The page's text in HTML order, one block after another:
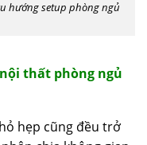
hướng setup phòng ngủ
thất phòng ngủ
hẹp cũng đều trở